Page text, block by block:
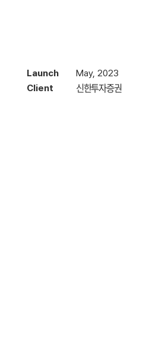
Launch
May, 2023
Client
신한투자증권